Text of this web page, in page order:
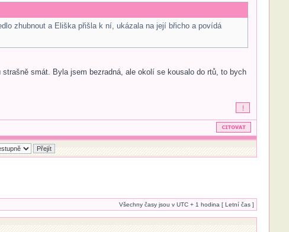
zhubnout a Eliška přišla k ní, ukázala na její břicho a povídá
smát. Byla jsem bezradná, ale okolí se kousalo do rtů, to bych
Všechny časy jsou v UTC + 1 hodina [ Letní čas ]